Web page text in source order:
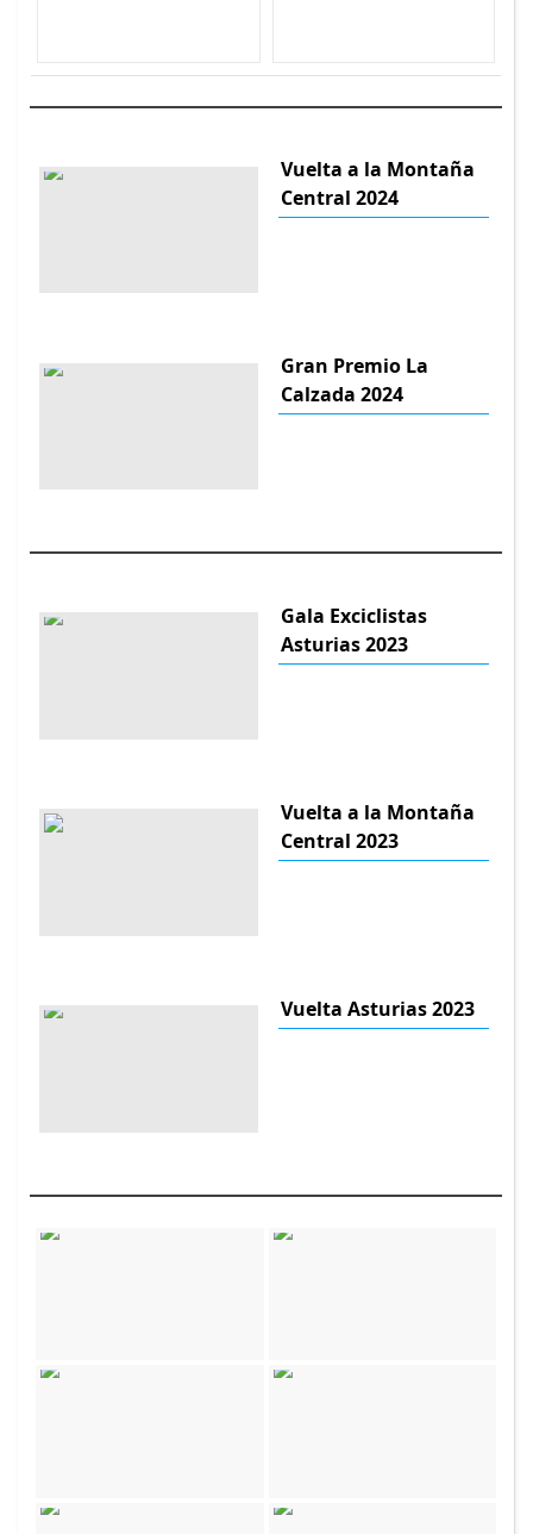
Vuelta a la Montaña
Central 2024
Gran Premio La
Calzada 2024
Gala Exciclistas
Asturias 2023
Vuelta a la Montaña
Central 2023
Vuelta Asturias 2023